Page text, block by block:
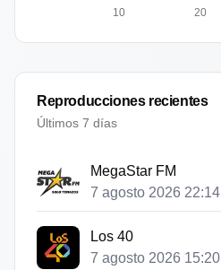
10 20
Reproducciones recientes
Últimos 7 días
MegaStar FM
7 agosto 2026 22:14
Los 40
7 agosto 2026 15:20